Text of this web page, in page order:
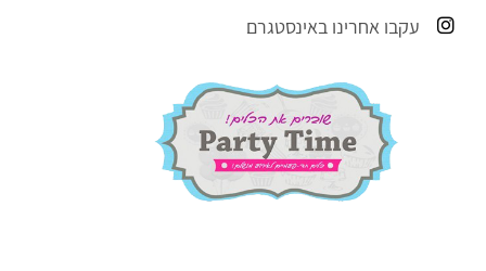
עקבו אחרינו באינסטגרם